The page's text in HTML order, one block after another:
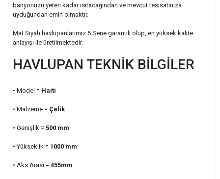
banyonuzu yeteri kadar ısıtacağından ve mevcut tesisatınıza
uyduğundan emin olmaktır.
Mat Siyah havlupanlarımız 5 Sene garantili olup, en yüksek kalite
anlayışı ile üretilmektedir.
HAVLUPAN TEKNİK BİLGİLER
• Model = Haiti
• Malzeme = Çelik
• Genişlik = 500 mm
• Yükseklik = 1000 mm
• Aks Arası = 455mm